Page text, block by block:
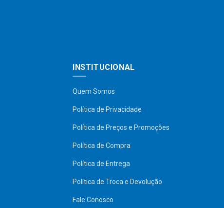
INSTITUCIONAL
Quem Somos
Política de Privacidade
Política de Preços e Promoções
Política de Compra
Política de Entrega
Política de Troca e Devolução
Fale Conosco